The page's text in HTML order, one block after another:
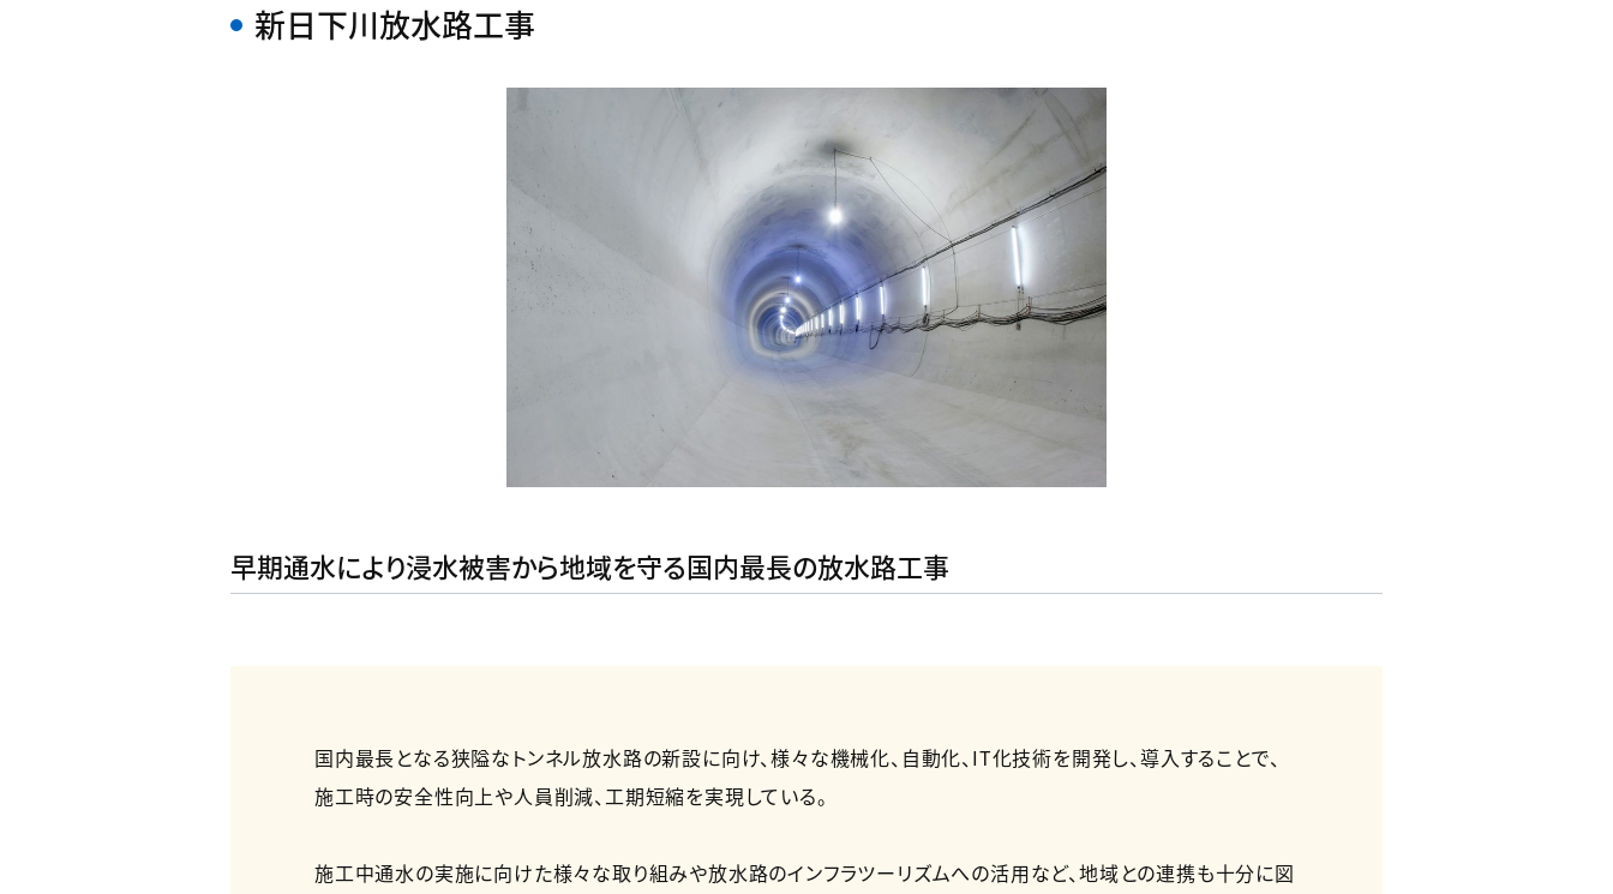
新日下川放水路工事
早期通水により浸水被害から地域を守る国内最長の放水路工事
国内最長となる狭隘なトンネル放水路の新設に向け、様々な機械化、自動化、IT化技術を開発し、導入することで、
施工時の安全性向上や人員削減、工期短縮を実現している。
施工中通水の実施に向けた様々な取り組みや放水路のインフラツーリズムへの活用など、地域との連携も十分に図